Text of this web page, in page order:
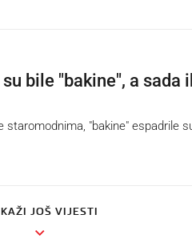
bile "bakine", a sada
staromodnima, "bakine" espadrile
JOŠ VIJESTI